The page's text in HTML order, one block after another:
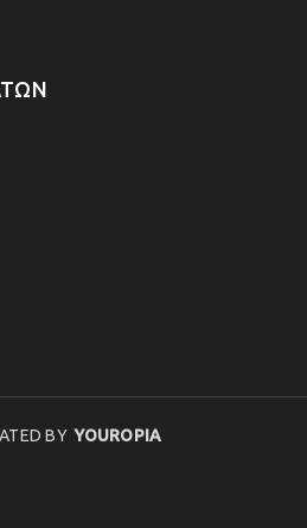
BYYOUROPIA